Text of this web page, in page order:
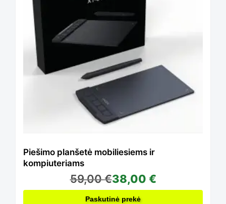
Piešimo planšetė mobiliesiems ir
kompiuteriams
59,00€38,00 €
Paskutinė prekė